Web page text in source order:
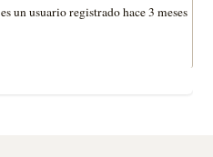
un usuario registradohace 3 meses